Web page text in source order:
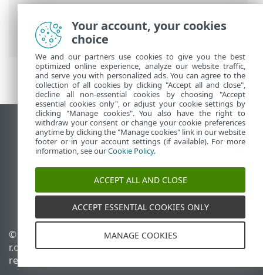
Ajuda on-line ESET>ESET PROTECT>
Iniciar> ESET Management Implantação
do agente
Ver site para desktop
End of Life
Base de conhecimento ESET
Fórum ESET
ESET Status Portal
Suporte regional
© 1992 - 2026 ESET, spol. s
r.o. - Todos os direitos
reservados.
Gerenciar cookies
Política de cookies
Your account, your cookies
choice
We and our partners use cookies to give you the best
optimized online experience, analyze our website traffic,
and serve you with personalized ads. You can agree to the
collection of all cookies by clicking "Accept all and close",
decline all non-essential cookies by choosing "Accept
essential cookies only", or adjust your cookie settings by
clicking "Manage cookies". You also have the right to
withdraw your consent or change your cookie preferences
anytime by clicking the "Manage cookies" link in our website
footer or in your account settings (if available). For more
information, see ourCookie Policy.
ACCEPT ALL AND CLOSE
ACCEPT ESSENTIAL COOKIES ONLY
MANAGE COOKIES